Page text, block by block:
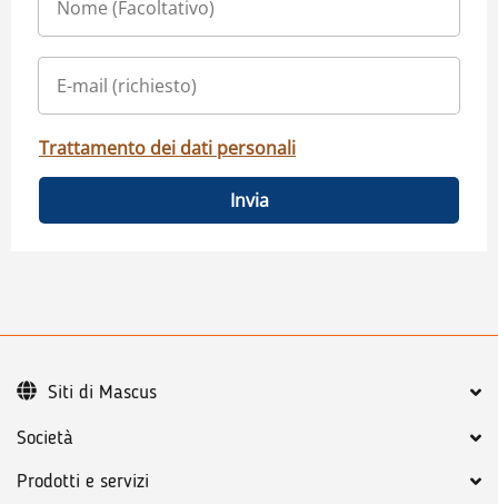
Trattamento dei dati personali
Invia
Società
Prodotti e servizi
Siti di Mascus